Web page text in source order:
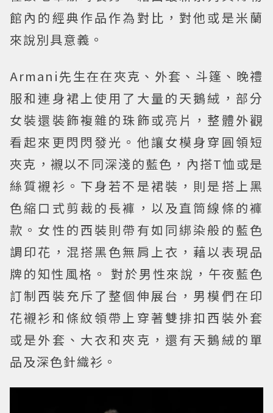
館內的經典作品作為對比，對他或是米蘭
來說別具意義。
Armani先生在在夾克、外套、斗篷、晚禮
服和連身裙上使用了大量的天鵝絨，部分
女裝還裝飾複雜的珠飾或亮片，整體外觀
看起來更閃閃發光。他讓女模身穿圓領短
夾克，襯以不同深淺的藍色，內搭T恤或是
絲質襯衫。下身若不是裙裝，則是搭上黑
色縮口式剪裁的長褲，以及直筒線條的褲
款。女性的西裝則帶有如同綁染般的藍色
調印花，混搭黑色無肩上衣，藉以表現品
牌的知性風格。 對於男性來說，午夜藍色
訂制西裝充斥了整個伸展台，男模們在印
花襯衫和條紋領帶上穿著雙排扣西裝外套
或是外套、大衣和夾克，還有天鵝絨的單
品及深色針織衫。